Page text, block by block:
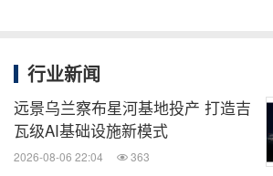
行业新闻
远景乌兰察布星河基地投产 打造吉
瓦级AI基础设施新模式
2026-08-06 22:04 363